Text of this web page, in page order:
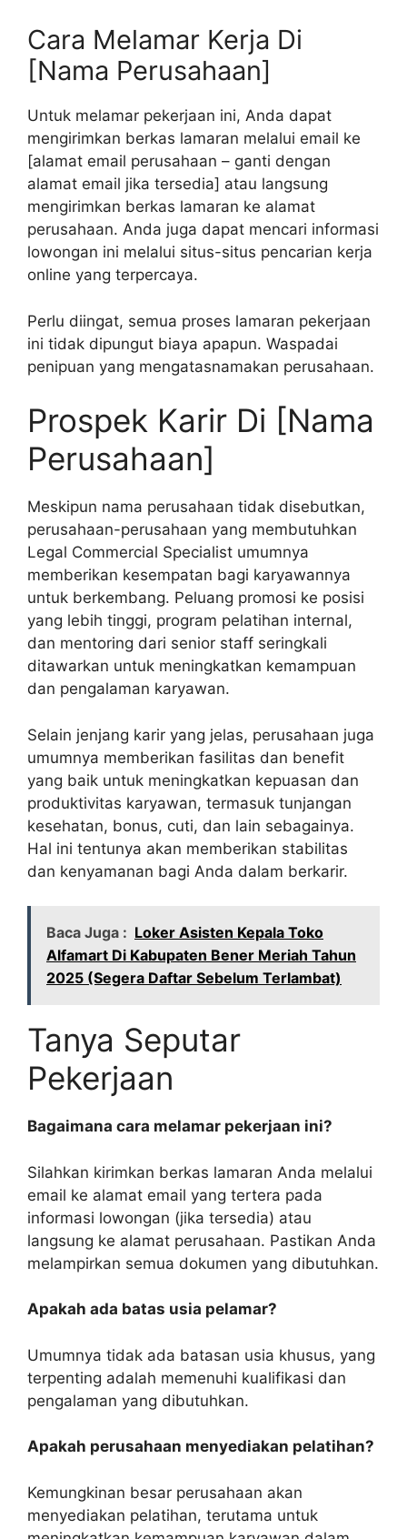
Cara Melamar Kerja Di
[Nama Perusahaan]
Untuk melamar pekerjaan ini, Anda dapat
mengirimkan berkas lamaran melalui email ke
[alamat email perusahaan – ganti dengan
alamat email jika tersedia] atau langsung
mengirimkan berkas lamaran ke alamat
perusahaan. Anda juga dapat mencari informasi
lowongan ini melalui situs-situs pencarian kerja
online yang terpercaya.
Perlu diingat, semua proses lamaran pekerjaan
ini tidak dipungut biaya apapun. Waspadai
penipuan yang mengatasnamakan perusahaan.
Prospek Karir Di [Nama
Perusahaan]
Meskipun nama perusahaan tidak disebutkan,
perusahaan-perusahaan yang membutuhkan
Legal Commercial Specialist umumnya
memberikan kesempatan bagi karyawannya
untuk berkembang. Peluang promosi ke posisi
yang lebih tinggi, program pelatihan internal,
dan mentoring dari senior staff seringkali
ditawarkan untuk meningkatkan kemampuan
dan pengalaman karyawan.
Selain jenjang karir yang jelas, perusahaan juga
umumnya memberikan fasilitas dan benefit
yang baik untuk meningkatkan kepuasan dan
produktivitas karyawan, termasuk tunjangan
kesehatan, bonus, cuti, dan lain sebagainya.
Hal ini tentunya akan memberikan stabilitas
dan kenyamanan bagi Anda dalam berkarir.
Baca Juga : Loker Asisten Kepala Toko
Alfamart Di Kabupaten Bener Meriah Tahun
2025 (Segera Daftar Sebelum Terlambat)
Tanya Seputar
Pekerjaan
Bagaimana cara melamar pekerjaan ini?
Silahkan kirimkan berkas lamaran Anda melalui
email ke alamat email yang tertera pada
informasi lowongan (jika tersedia) atau
langsung ke alamat perusahaan. Pastikan Anda
melampirkan semua dokumen yang dibutuhkan.
Apakah ada batas usia pelamar?
Umumnya tidak ada batasan usia khusus, yang
terpenting adalah memenuhi kualifikasi dan
pengalaman yang dibutuhkan.
Apakah perusahaan menyediakan pelatihan?
Kemungkinan besar perusahaan akan
menyediakan pelatihan, terutama untuk